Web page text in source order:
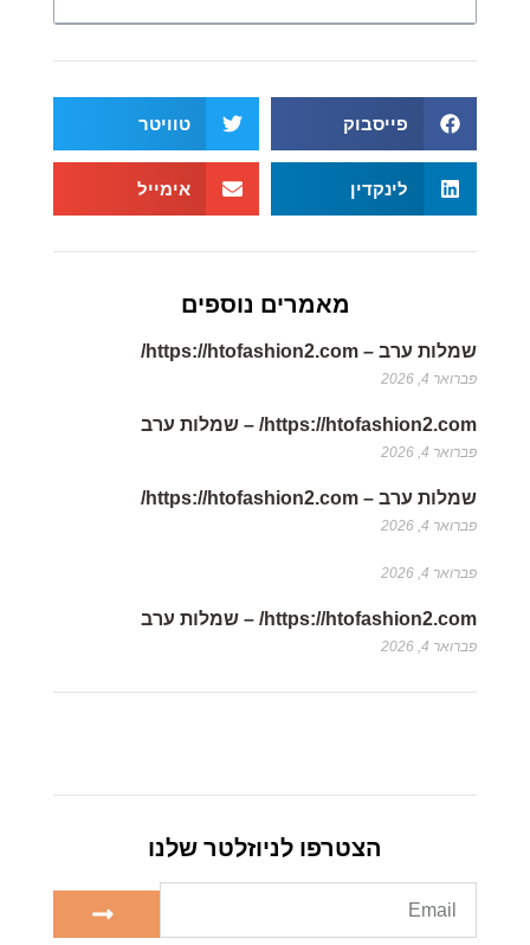
פייסבוק טוויטר
לינקדין אימייל
מאמרים נוספים
שמלות ערב – https://htofashion2.com/
פברואר 4, 2026
https://htofashion2.com/ – שמלות ערב
פברואר 4, 2026
שמלות ערב – https://htofashion2.com/
פברואר 4, 2026
פברואר 4, 2026
https://htofashion2.com/ – שמלות ערב
פברואר 4, 2026
הצטרפו לניוזלטר שלנו